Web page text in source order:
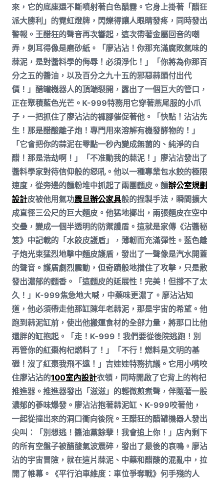
來，它的底座還不斷噴射著白色醋霧。它身上掛著「醋狂
派大勝利」的霓虹燈牌，閃爍得讓人眼睛發疼，同時發出
警報。王醋狂的聲音再次響起，這次帶著金屬回音的嘲
弄，刺耳得像是磨砂紙。「廖沾沾！你那充滿腐敗氣味的
蒜泥，是對醬料學的侮辱！必須淨化！」「你將為你那百
分之五的醬油，以及百分之九十五的邪惡蒜頭付出代
價！」醋罐機器人的頂端裂開，露出了一個巨大的管口，
正在聚積藍色光芒。K-999特務用它穿著燕尾服的小爪
子，一把抓住了廖沾沾的褲腳催促著他。「快點！沾沾先
生！那是醋酸離子炮！專門用來溶解有機發酵物的！」
「它會把你的蒜泥在零點一秒內變成無菌的、純淨的白
醋！那是浩劫啊！」「不准動我的蒜泥！」廖沾沾發出了
醬料學家對待信仰般的怒吼。他以一種專業包水餃的極限
速度，從旁邊的麵粉堆中抓起了兩團麵皮。麵辦公室規劃
設計皮被他用氣功震旦辦公家具般的捏製手法，瞬間擴大
成直徑三公尺的巨大麵皮。他猛地擲出，兩張麵皮在空中
交疊，變成一個半透明的防禦護盾。這就是家傳《沾醬秘
笈》中記載的「水餃皮護盾」，薄韌而充滿彈性。藍色離
子炮光束猛烈地擊中麵皮護盾，發出了一聲像是汽水開蓋
的聲音。護盾劇烈震動，但奇蹟般地擋住了攻擊，只是散
發出濃郁的麵香。「這麵皮的延展性！完美！但撐不了太
久！」K-999焦急地大喊，中藥味更濃了。廖沾沾知
道，他必須帶走他那缸陳年老蒜泥，那是宇宙的希望。他
跑到蒜泥缸前，使出他搬運食材的全部力量，將那口比他
還胖的缸抱起。「走！K-999！我們要從後院逃跑！別
再管你的紅棗枸杞燃料了！」「不行！燃料是文明的基
礎！沒了紅棗我飛不遠！」吉娃娃特務抗議。它用小嘴咬
住廖沾沾的100室內設計衣領，同時開啟了它背上的枸杞
推進器。推進器發出「滋滋」的輕微煎煮聲，伴隨著一股
濃郁的蔘味爆發。廖沾沾抱著蒜泥缸、K-999咬著他，
一起從撞出來的洞口衝向後院。王醋狂的醋罐機器人發出
尖叫：「別想逃！醬油黨餘孽！我會追上你！」店內剩下
的所有空盤子被醋酸氣波震碎，發出了最後的哀鳴。廖沾
沾的宇宙冒險，就在這片蒜泥、中藥和醋酸的混亂中，拉
開了帷幕。《平行泊車維度：車位爭奪戰》何手殘的人